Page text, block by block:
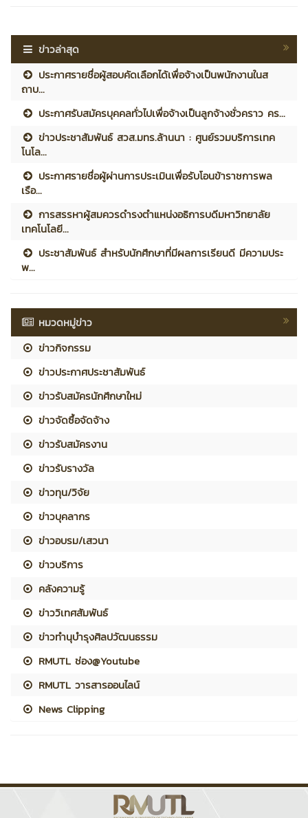
ข่าวล่าสุด
ประกาศรายชื่อผู้สอบคัดเลือกได้เพื่อจ้างเป็นพนักงานในส
ถาบ...
ประกาศรับสมัครบุคคลทั่วไปเพื่อจ้างเป็นลูกจ้างชั่วคราว คร...
ข่าวประชาสัมพันธ์ สวส.มทร.ล้านนา : ศูนย์รวมบริการเทค
โนโล...
ประกาศรายชื่อผู้ผ่านการประเมินเพื่อรับโอนข้าราชการพล
เรือ...
การสรรหาผู้สมควรดำรงตำแหน่งอธิการบดีมหาวิทยาลัย
เทคโนโลยี...
ประชาสัมพันธ์ สำหรับนักศึกษาที่มีผลการเรียนดี มีความประ
พ...
หมวดหมู่ข่าว
ข่าวกิจกรรม
ข่าวประกาศประชาสัมพันธ์
ข่าวรับสมัครนักศึกษาใหม่
ข่าวจัดซื้อจัดจ้าง
ข่าวรับสมัครงาน
ข่าวรับรางวัล
ข่าวทุน/วิจัย
ข่าวบุคลากร
ข่าวอบรม/เสวนา
ข่าวบริการ
คลังความรู้
ข่าววิเทศสัมพันธ์
ข่าวทำนุบำรุงศิลปวัฒนธรรม
RMUTL ช่อง@Youtube
RMUTL วารสารออนไลน์
News Clipping